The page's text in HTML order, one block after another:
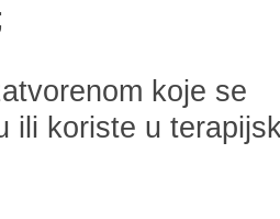
koje se
ili koriste u